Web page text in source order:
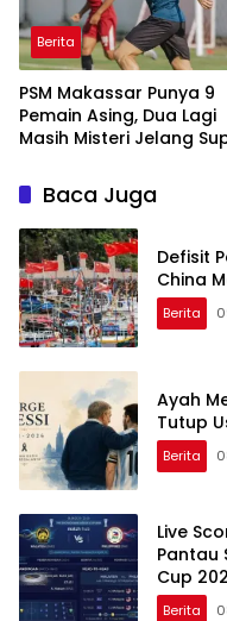
Berita
PSM Makassar Punya 9
Pemain Asing, Dua Lagi
Masih Misteri Jelang
Baca Juga
Defisit
China
Berita
Ayah
Tutup
Berita
Live
Pantau
Cup
Berita